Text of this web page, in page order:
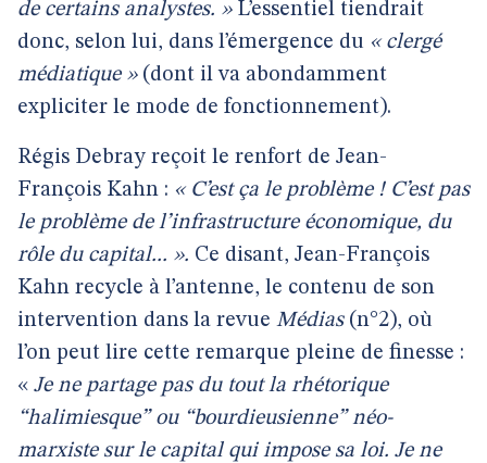
de certains analystes. »L’essentiel tiendrait
donc, selon lui, dans l’émergence du « clergé
médiatique »(dont il va abondamment
expliciter le mode de fonctionnement).
Régis Debray reçoit le renfort de Jean-
François Kahn : « C’est ça le problème ! C’est pas
le problème de l’infrastructure économique, du
rôle du capital... ». Ce disant, Jean-François
Kahn recycle à l’antenne, le contenu de son
intervention dans la revue Médias(n°2), où
l’on peut lire cette remarque pleine de finesse :
« Je ne partage pas du tout la rhétorique
“halimiesque” ou “bourdieusienne” néo-
marxiste sur le capital qui impose sa loi. Je ne